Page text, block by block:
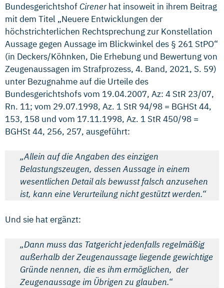
Bundesgerichtshof Cirenerhat insoweit in ihrem Beitrag
mit dem Titel „Neuere Entwicklungen der
höchstrichterlichen Rechtsprechung zur Konstellation
Aussage gegen Aussage im Blickwinkel des § 261 StPO“
(in Deckers/Köhnken, Die Erhebung und Bewertung von
Zeugenaussagen im Strafprozess, 4. Band, 2021, S. 59)
unter Bezugnahme auf die Urteile des
Bundesgerichtshofs vom 19.04.2007, Az: 4 StR 23/07,
Rn. 11; vom 29.07.1998, Az. 1 StR 94/98 = BGHSt 44,
153, 158 und vom 17.11.1998, Az. 1 StR 450/98 =
BGHSt 44, 256, 257, ausgeführt:
„Allein auf die Angaben des einzigen
Belastungszeugen, dessen Aussage in einem
wesentlichen Detail als bewusst falsch anzusehen
ist, kann eine Verurteilung nicht gestützt werden.“
Und sie hat ergänzt:
„Dann muss das Tatgericht jedenfalls regelmäßig
außerhalb der Zeugenaussage liegende gewichtige
Gründe nennen, die es ihm ermöglichen, der
Zeugenaussage im Übrigen zu glauben.“